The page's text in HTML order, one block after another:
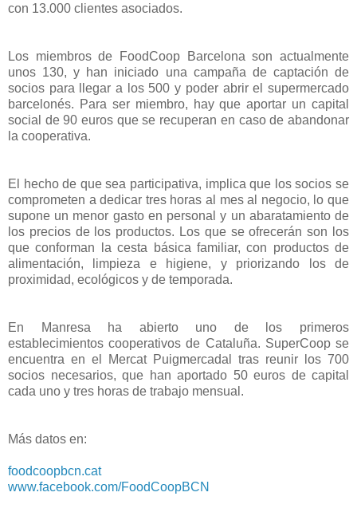
con 13.000 clientes asociados.
Los miembros de FoodCoop Barcelona son actualmente
unos 130, y han iniciado una campaña de captación de
socios para llegar a los 500 y poder abrir el supermercado
barcelonés. Para ser miembro, hay que aportar un capital
social de 90 euros que se recuperan en caso de abandonar
la cooperativa.
El hecho de que sea participativa, implica que los socios se
comprometen a dedicar tres horas al mes al negocio, lo que
supone un menor gasto en personal y un abaratamiento de
los precios de los productos. Los que se ofrecerán son los
que conforman la cesta básica familiar, con productos de
alimentación, limpieza e higiene, y priorizando los de
proximidad, ecológicos y de temporada.
En Manresa ha abierto uno de los primeros
establecimientos cooperativos de Cataluña. SuperCoop se
encuentra en el Mercat Puigmercadal tras reunir los 700
socios necesarios, que han aportado 50 euros de capital
cada uno y tres horas de trabajo mensual.
Más datos en:
foodcoopbcn.cat
www.facebook.com/FoodCoopBCN